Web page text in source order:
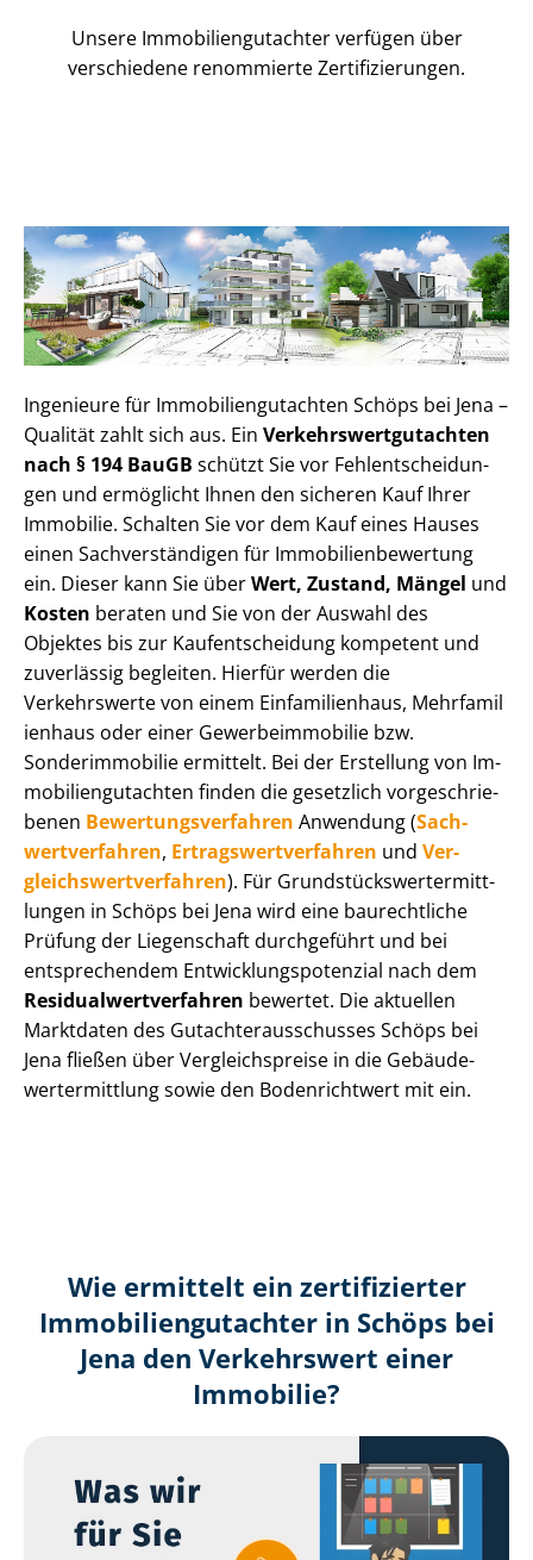
Unsere Immobilien­gutachter verfügen über
verschiedene renommierte Zer­ti­fi­zie­run­gen.
Ingenieure für Im­mo­bi­li­en­gut­ach­ten Schöps bei Jena –
Qualität zahlt sich aus. Ein Ver­kehrs­wert­gut­ach­ten
nach § 194 BauGB schützt Sie vor Fehl­ent­schei­dun­
gen und ermöglicht Ihnen den sicheren Kauf Ihrer
Immobilie. Schalten Sie vor dem Kauf eines Hauses
einen Sach­ver­stän­di­gen für Im­mo­bi­li­en­be­wer­tung
ein. Dieser kann Sie überWert, Zustand, Mängel und
Kosten beraten und Sie von der Auswahl des
Objektes bis zur Kauf­ent­schei­dung kompetent und
zuverlässig begleiten. Hierfür werden die
Verkehrswerte von einem Einfamilienhaus, Mehr­fa­mi­l
i­en­haus oder einer Ge­wer­be­im­mo­bi­lie bzw.
Sonderimmobilie ermittelt. Bei der Erstellung von Im­
mo­bi­li­en­gut­ach­ten finden die gesetzlich vor­ge­schrie­
be­nen Be­wer­tungs­ver­fah­ren Anwendung (Sach­
wert­ver­fah­ren, Er­trags­wert­ver­fah­ren und Ver­
gleichs­wert­ver­fah­ren). Für Grund­stücks­wert­ermitt­
lun­gen in Schöps bei Jena wird eine baurechtliche
Prüfung der Liegenschaft durchgeführt und bei
entsprechendem Ent­wick­lungs­po­ten­zi­al nach dem
Re­si­du­al­wert­ver­fah­ren bewertet. Die aktuellen
Marktdaten des Gut­ach­ter­aus­schus­ses Schöps bei
Jena fließen über Ver­gleichs­prei­se in die Ge­bäu­de­
wert­ermitt­lung sowie den Bodenrichtwert mit ein.
Wie ermittelt ein zertifizierter
Immobilien­gutachter in Schöps bei
Jena den Verkehrswert einer
Immobilie?